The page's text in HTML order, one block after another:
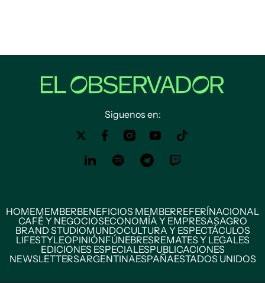
Siguenos en:
HOMEMEMBERBENEFICIOS MEMBERREFERÍNACIONAL
CAFÉ Y NEGOCIOSECONOMÍA Y EMPRESASAGRO
BRAND STUDIOMUNDOCULTURA Y ESPECTÁCULOS
LIFESTYLEOPINIÓNFÚNEBRESREMATES Y LEGALES
EDICIONES ESPECIALESPUBLICACIONES
NEWSLETTERSARGENTINAESPAÑAESTADOS UNIDOS